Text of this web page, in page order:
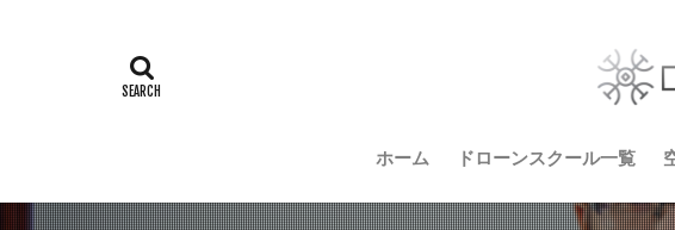
ホーム ドローンスクール一覧